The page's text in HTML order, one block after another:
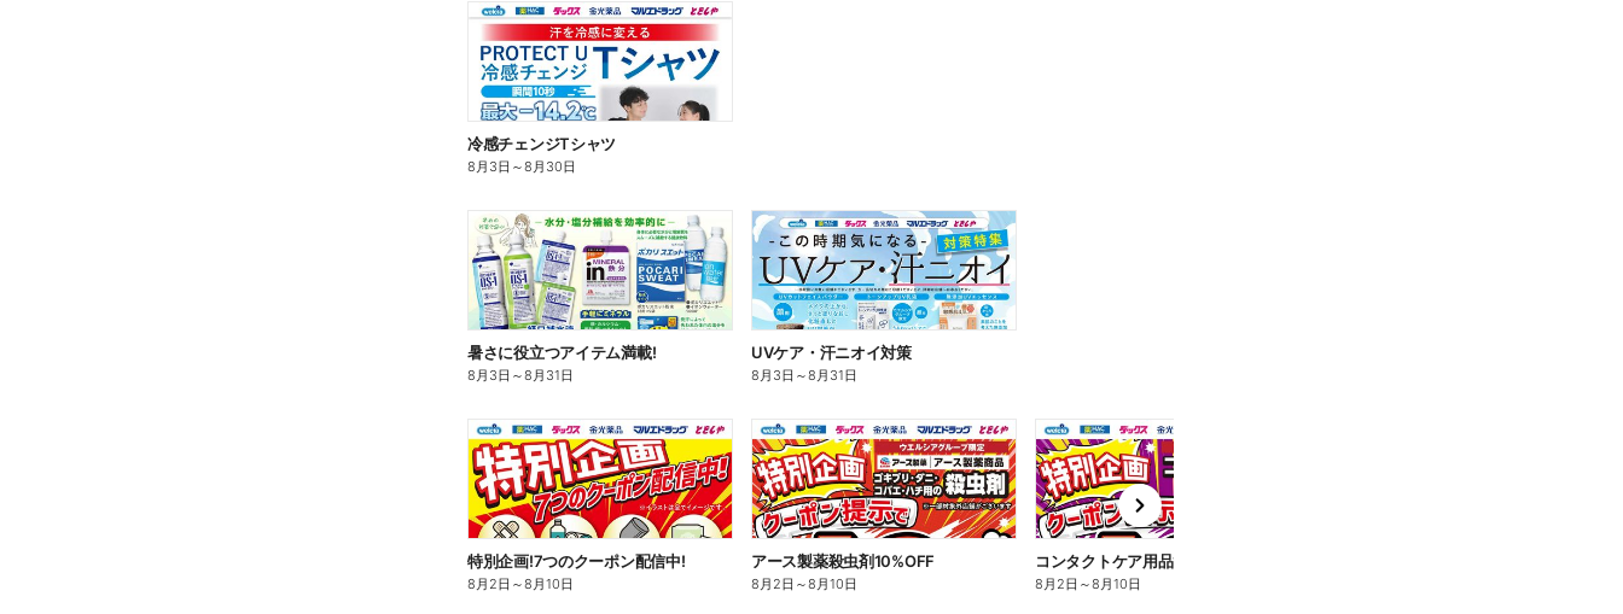
冷感チェンジTシャツ
8月3日 ～8月30日
暑さに役立つアイテム満載!
8月3日 ～8月31日
UVケア・汗ニオイ対策
8月3日 ～8月31日
特別企画!7つのクーポン配信中!
8月2日 ～8月10日
アース製薬殺虫剤10%OFF
8月2日 ～8月10日
コンタクトケア用品10%OFF
8月2日 ～8月10日
n
e
x
t